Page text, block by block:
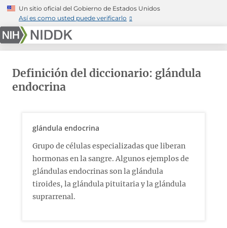
Skip
content
Un sitio oficial del Gobierno de Estados Unidos
Así es como usted puede verificarlo
Definición del diccionario: glándula
endocrina
glándula endocrina
Grupo de células especializadas que liberan
hormonas en la sangre. Algunos ejemplos de
glándulas endocrinas son la glándula
tiroides, la glándula pituitaria y la glándula
suprarrenal.